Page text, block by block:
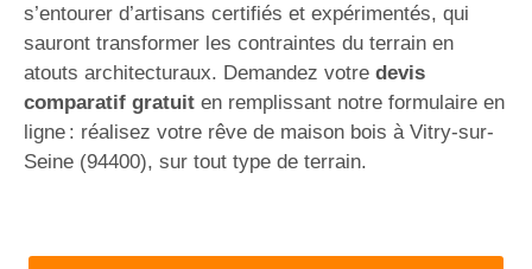
s’entourer d’artisans certifiés et expérimentés, qui
sauront transformer les contraintes du terrain en
atouts architecturaux. Demandez votre devis
comparatif gratuit en remplissant notre formulaire en
ligne : réalisez votre rêve de maison bois à Vitry-sur-
Seine (94400), sur tout type de terrain.